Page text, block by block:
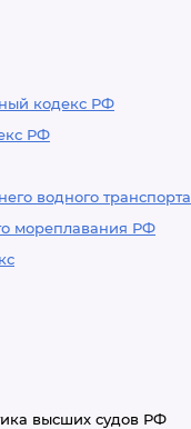
кодекс РФ
РФ
водного транспорта
мореплавания РФ
высших судов РФ